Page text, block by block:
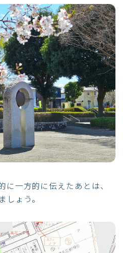
に一方的に伝えたあとは、
しょう。